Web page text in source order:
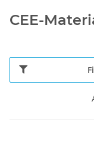
CEE-